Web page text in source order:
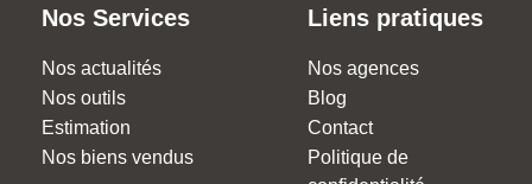
Nos Services
Nos actualités
Nos outils
Estimation
Nos biens vendus
Liens pratiques
Nos agences
Blog
Contact
Politique de